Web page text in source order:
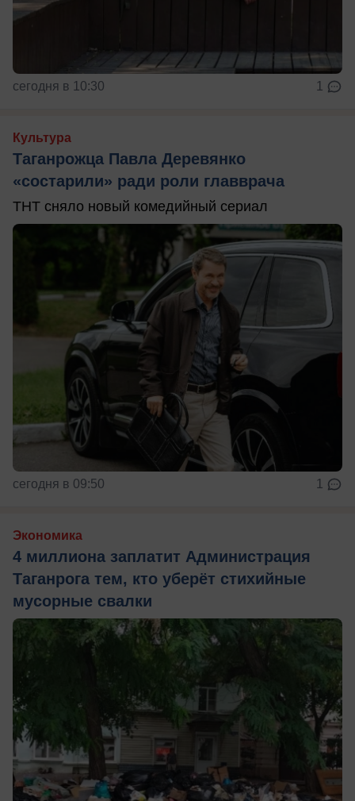
сегодня в 10:30 1
Культура
Таганрожца Павла Деревянко
«состарили» ради роли главврача
ТНТ сняло новый комедийный сериал
сегодня в 09:50 1
Экономика
4 миллиона заплатит Администрация
Таганрога тем, кто уберёт стихийные
мусорные свалки